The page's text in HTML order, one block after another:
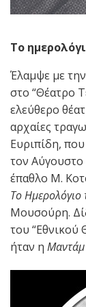
Το
Έλαμψε με
στο “Θέατρο
ελεύθερο
αρχαίες
Ευριπίδη,
τον Αύγουστο
έπαθλο Μ.
Το Ημερολόγιο
Μουσούρη.
του “Εθνικού
ήταν η